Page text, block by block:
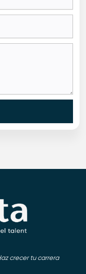
crecer tu carrera